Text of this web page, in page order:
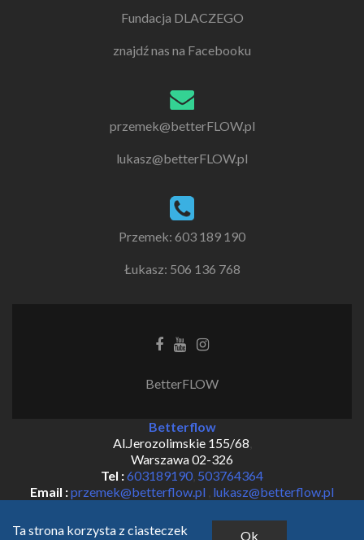
Fundacja DLACZEGO
znajdź nas na Facebooku
przemek@betterFLOW.pl
lukasz@betterFLOW.pl
Przemek: 603 189 190
Łukasz: 506 136 768
Facebook
YoutubeInstagram
BetterFLOW
Betterflow
Al.Jerozolimskie 155/68
Warszawa02-326
Tel :603189190 503764364
Email :przemek@betterflow.pl lukasz@betterflow.pl
Ta strona korzysta z ciasteczek Ok